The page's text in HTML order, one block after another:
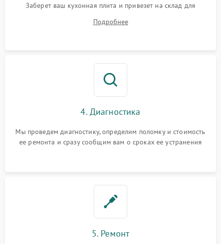
Заберет ваш кухонная плита и привезет на склад для
Подробнее
4. Диагностика
Мы проведем диагностику, определим поломку и стоимость
ее ремонта и сразу сообщим вам о сроках ее устранения
5. Ремонт